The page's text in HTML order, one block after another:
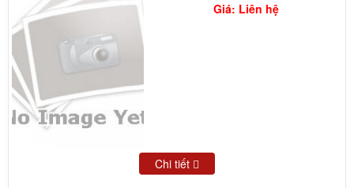
Giá: Liên hệ
Chi tiết